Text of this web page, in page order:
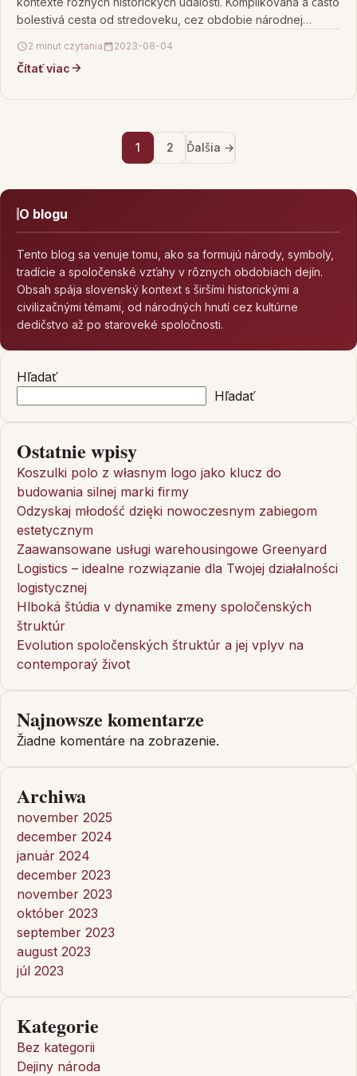
bolestivá cesta od stredoveku, cez obdobie národnej
2 minut czytania 2023-08-04
Čítať viac
1 2 Ďalšia →
O blogu
Tento blog sa venuje tomu, ako sa formujú národy, symboly,
tradície a spoločenské vzťahy v rôznych obdobiach dejín.
Obsah spája slovenský kontext s širšími historickými a
civilizačnými témami, od národných hnutí cez kultúrne
dedičstvo až po staroveké spoločnosti.
Hľadať
Hľadať
Ostatnie wpisy
Koszulki polo z własnym logo jako klucz do
budowania silnej marki firmy
Odzyskaj młodość dzięki nowoczesnym zabiegom
estetycznym
Zaawansowane usługi warehousingowe Greenyard
Logistics – idealne rozwiązanie dla Twojej działalności
logistycznej
Hlboká štúdia v dynamike zmeny spoločenských
štruktúr
Evolution spoločenských štruktúr a jej vplyv na
contemporaý život
Najnowsze komentarze
Žiadne komentáre na zobrazenie.
Archiwa
november 2025
december 2024
január 2024
december 2023
november 2023
október 2023
september 2023
august 2023
júl 2023
Kategorie
Bez kategorii
Dejiny národa